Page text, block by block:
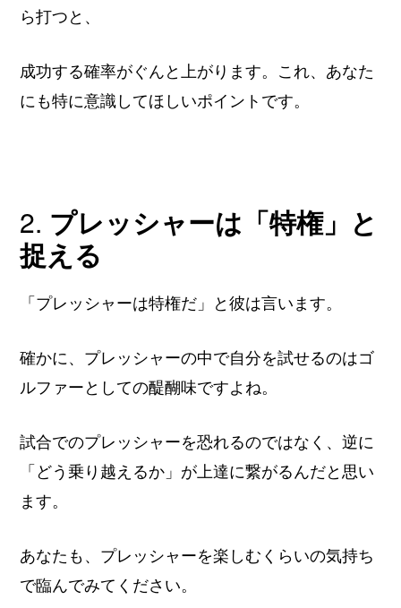
ら打つと、
成功する確率がぐんと上がります。これ、あなた
にも特に意識してほしいポイントです。
2. プレッシャーは「特権」と
捉える
「プレッシャーは特権だ」と彼は言います。
確かに、プレッシャーの中で自分を試せるのはゴ
ルファーとしての醍醐味ですよね。
試合でのプレッシャーを恐れるのではなく、逆に
「どう乗り越えるか」が上達に繋がるんだと思い
ます。
あなたも、プレッシャーを楽しむくらいの気持ち
で臨んでみてください。